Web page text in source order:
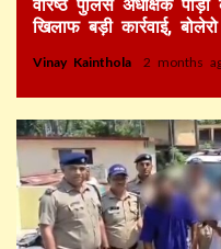
वरिष्ठ पुलिस अधीक्षक
खिलाफ बड़ी कार्रवाई,
Vinay Kainthola 2 months